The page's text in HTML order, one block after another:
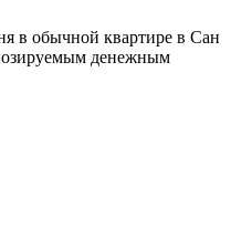
в обычной квартире в Сан
денежным